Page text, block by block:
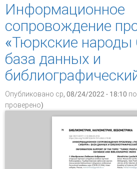
Информационное
сопровождение
«Тюркские народы
база данных и
Опубликовано ср, 08/24/2022 - 18:10
проверено)